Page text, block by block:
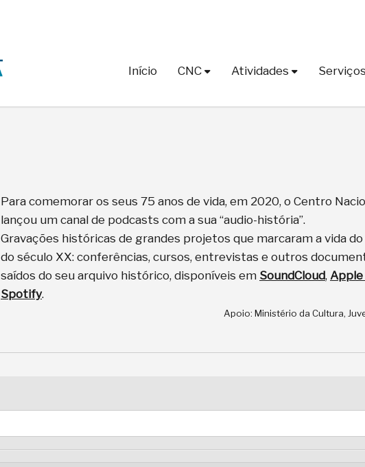
Início CNC Atividades Serviços
Para comemorar os seus 75 anos de vida, em 2020, o Centro
lançou um canal de podcasts com a sua “audio-história”.
Gravações históricas de grandes projetos que marcaram a vida do
do século XX: conferências, cursos, entrevistas e outros
saídos do seu arquivo histórico, disponíveis em SoundCloud, Apple
Spotify.
Apoio: Ministério da Cultura,